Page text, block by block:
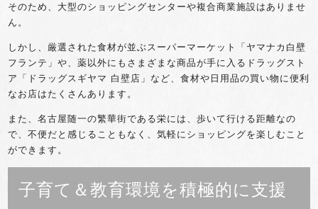
そのため、大型のショッピングセンターや複合商業施設はありませ
ん。
しかし、厳選された食材が並ぶスーパーマーケット「ヤマナカ白壁
フランテ」や、薬以外にもさまざまな商品が手に入るドラッグスト
ア「ドラッグスギヤマ 白壁店」など、食材や日用品の買い物に便利
なお店はたくさんあります。
また、名古屋随一の繁華街である栄には、歩いて行ける距離なの
で、不便だと感じることもなく、気軽にショッピングを楽しむこと
ができます。
子育て＆教育環境を積極的に支援